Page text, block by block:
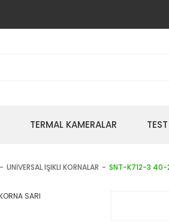
TERMAL KAMERALAR
UNİVERSAL IŞIKLI KORNALAR SNT-K712-3 40-